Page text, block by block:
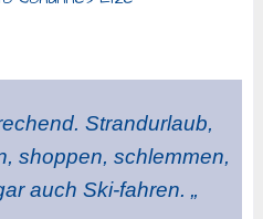
Strandurlaub,
shoppen, schlemmen,
auch Ski-fahren. „